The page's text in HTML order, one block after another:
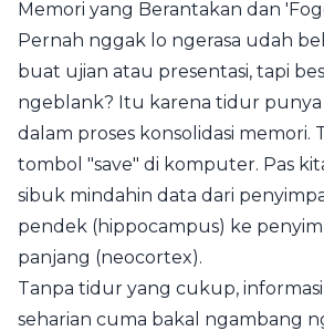
Memori yang Berantakan dan
Pernah nggak lo ngerasa udah
buat ujian atau presentasi, tapi
ngeblank? Itu karena tidur punya
dalam proses konsolidasi memori.
tombol "save" di komputer. Pas
sibuk mindahin data dari
pendek (hippocampus) ke
panjang (neocortex).
Tanpa tidur yang cukup,
seharian cuma bakal ngambang